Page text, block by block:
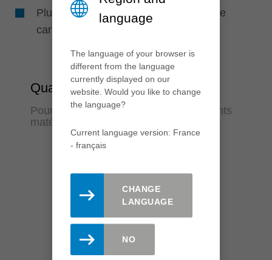
Plus de coupes grâce à une nuance de
carbure résistante à l'usure
Qualité
Pour des résultats parfaits dans différents
matériaux
language
The language of your browser is
different from the language
currently displayed on our
website. Would you like to change
the language?
Current language version: France
- français
CHANGE
LANGUAGE
NO